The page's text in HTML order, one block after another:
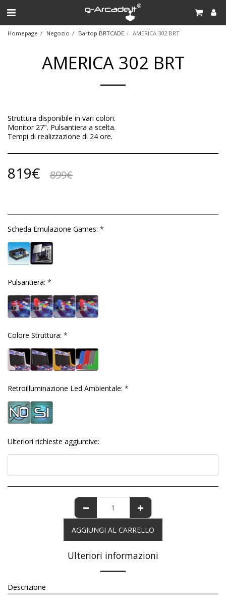
Homepage Negozio Bartop BRTCADE AMERICA 302 BRT
AMERICA 302 BRT
Struttura disponibile in vari colori.
Monitor 27". Pulsantiera a scelta.
Tempi di realizzazione di 24 ore.
819€ 899€
Scheda Emulazione Games: *
Pulsantiera: *
Colore Struttura: *
Retroilluminazione Led Ambientale: *
Ulteriori richieste aggiuntive:
AGGIUNGI AL CARRELLO
Ulteriori informazioni
Descrizione